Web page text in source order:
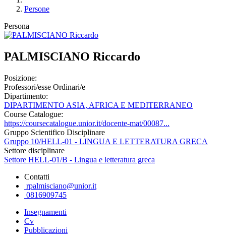
Persone
Persona
PALMISCIANO Riccardo
Posizione:
Professori/esse Ordinari/e
Dipartimento:
DIPARTIMENTO ASIA, AFRICA E MEDITERRANEO
Course Catalogue:
https://coursecatalogue.unior.it/docente-mat/00087...
Gruppo Scientifico Disciplinare
Gruppo 10/HELL-01 - LINGUA E LETTERATURA GRECA
Settore disciplinare
Settore HELL-01/B - Lingua e letteratura greca
Contatti
rpalmisciano@unior.it
0816909745
Insegnamenti
Cv
Pubblicazioni